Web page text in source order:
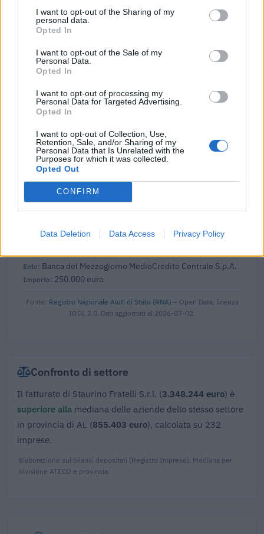
I want to opt-out of the Sharing of my
personal data.
Opted In
I want to opt-out of the Sale of my
Personal Data.
Opted In
I want to opt-out of processing my
Personal Data for Targeted Advertising.
Opted In
I want to opt-out of Collection, Use,
Retention, Sale, and/or Sharing of my
Personal Data that Is Unrelated with the
Purposes for which it was collected.
Opted Out
CONFIRM
Data Deletion Data Access Privacy Policy
Fondo di garanzia per le piccole e medie imprese
Banca del Mezzogiorno MedioCredito Centrale S.p.A.
2024-03-20
tessile, della moda e degli accessori
Agenzia delle Entrate
60.560 euro
2023-11-07
Bando di contributo alle micro piccole e medie
imprese delle province di Alessandria e di Asti per la
partecipazione a e
Camera di commercio di Alessandria-Asti
5.000 euro
2023-08-30
TCF: Garanzie sui prestiti per PMI e piccole
imprese a media capitalizzazione
Banca del Mezzogiorno MedioCredito Centrale S.p.A.
250.000 euro
Fonte: Registro Nazionale Aiuti di Stato (RNA) – Open Data, licenza
IODL 2.0. Dati aggiornati al 2026-07-02.
Confronto di settore
Il fatturato di Staurino Fratelli S.r.l. (3.348.244 euro) è
superiore alla mediana delle aziende dello stesso settore
in provincia di AL (855.403 euro), calcolata su 232
imprese.
Elaborazione sui bilanci depositati (Registro Imprese). Mediana per
divisione ATECO e provincia.